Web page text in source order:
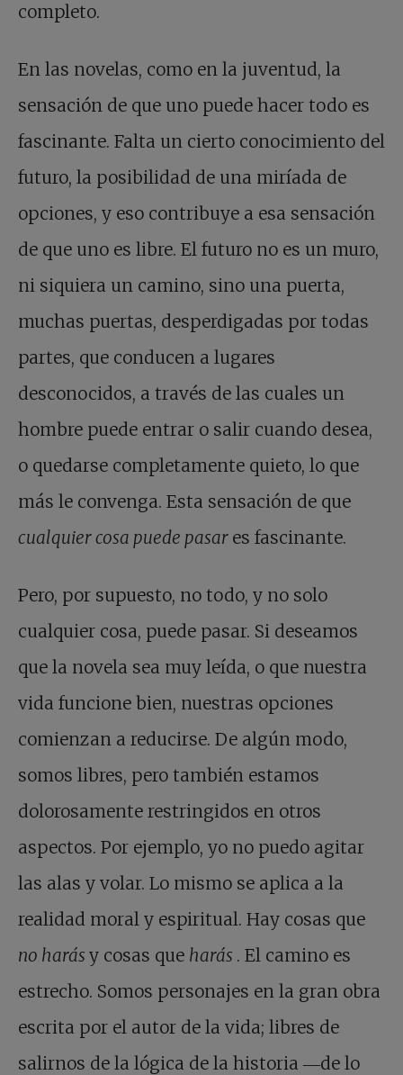
completo.
En las novelas, como en la juventud, la
sensación de que uno puede hacer todo es
fascinante. Falta un cierto conocimiento del
futuro, la posibilidad de una miríada de
opciones, y eso contribuye a esa sensación
de que uno es libre. El futuro no es un muro,
ni siquiera un camino, sino una puerta,
muchas puertas, desperdigadas por todas
partes, que conducen a lugares
desconocidos, a través de las cuales un
hombre puede entrar o salir cuando desea,
o quedarse completamente quieto, lo que
más le convenga. Esta sensación de que
cualquier cosa puede pasar es fascinante.
Pero, por supuesto, no todo, y no solo
cualquier cosa, puede pasar. Si deseamos
que la novela sea muy leída, o que nuestra
vida funcione bien, nuestras opciones
comienzan a reducirse. De algún modo,
somos libres, pero también estamos
dolorosamente restringidos en otros
aspectos. Por ejemplo, yo no puedo agitar
las alas y volar. Lo mismo se aplica a la
realidad moral y espiritual. Hay cosas que
no harás y cosas que harás . El camino es
estrecho. Somos personajes en la gran obra
escrita por el autor de la vida; libres de
salirnos de la lógica de la historia ―de lo